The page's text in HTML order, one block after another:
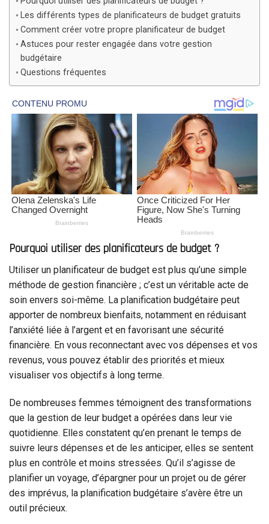
Les différents types de planificateurs de budget gratuits
Comment créer votre propre planificateur de budget
Astuces pour rester engagée dans votre gestion
budgétaire
Questions fréquentes
Pourquoi utiliser des planificateurs de budget ?
Utiliser un planificateur de budget est plus qu’une simple
méthode de gestion financière ; c’est un véritable acte de
soin envers soi-même. La planification budgétaire peut
apporter de nombreux bienfaits, notamment en réduisant
l’anxiété liée à l’argent et en favorisant une sécurité
financière. En vous reconnectant avec vos dépenses et vos
revenus, vous pouvez établir des priorités et mieux
visualiser vos objectifs à long terme.
De nombreuses femmes témoignent des transformations
que la gestion de leur budget a opérées dans leur vie
quotidienne. Elles constatent qu’en prenant le temps de
suivre leurs dépenses et de les anticiper, elles se sentent
plus en contrôle et moins stressées. Qu’il s’agisse de
planifier un voyage, d’épargner pour un projet ou de gérer
des imprévus, la planification budgétaire s’avère être un
outil précieux.